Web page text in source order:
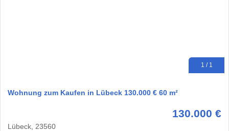
1 / 1
Wohnung zum Kaufen in Lübeck 130.000 € 60 m²
130.000 €
Lübeck, 23560